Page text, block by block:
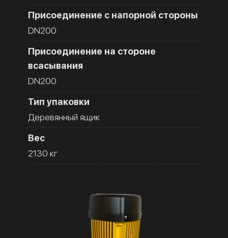
Присоединение с напорной стороны
DN200
Присоединение на стороне
всасывания
DN200
Тип упаковки
Деревянный ящик
Вес
2130 кг